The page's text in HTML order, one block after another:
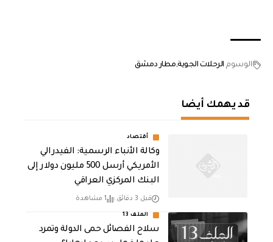
الوسوم الرحلات الجوية مطار دمشق
قد يهمك أيضا
أقتصاد
وكالة الأنباء الرسمية: الفيدرالي
الأمريكي أرسل 500 مليون دولار إلى
البنك المركزي العراقي
قبل 3 دقائق 1 مشاهدة
الملف 13
سلاح الفصائل حمى الدولة وتمرد